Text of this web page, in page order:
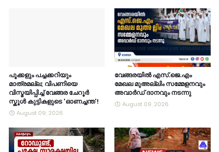
പൂക്കളും പച്ചക്കറിയും
മാത്രമല്ല; വിപണിയെ
വിസ്മയിപ്പിച്ച് വേങ്ങര ചേറൂർ
സ്കൂൾ കുട്ടികളുടെ 'ഓണച്ചന്ത'!
August 09, 2026
വേങ്ങരയിൽ എസ്.ജെ.എം
മേഖല മുഅല്ലിം സമ്മേളനവും
അവാർഡ് ദാനവും നടന്നു
August 09, 2026